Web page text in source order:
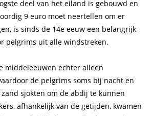
deel van het eiland is gebouwd en
9 euro moet neertellen om er
is sinds de 14e eeuw een belangrijk
pelgrims uit alle windstreken.
middeleeuwen echter alleen
de pelgrims soms bij nacht en
sjokten om de abdij te kunnen
afhankelijk van de getijden, kwamen